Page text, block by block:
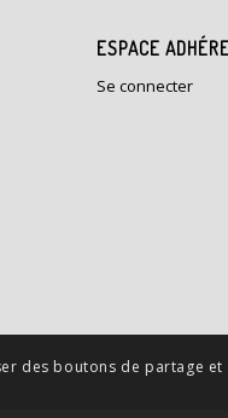
ESPACE
Se connecter
des boutons de partage